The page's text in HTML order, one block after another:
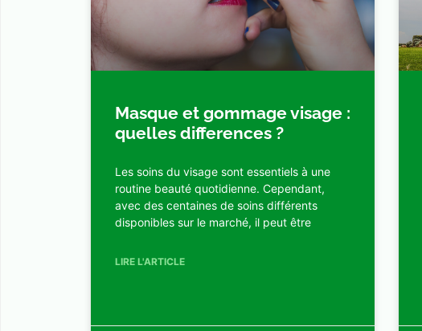
Masque et gommage visage :
quelles differences ?
Les soins du visage sont essentiels à une
routine beauté quotidienne. Cependant,
avec des centaines de soins différents
disponibles sur le marché, il peut être
LIRE L'ARTICLE